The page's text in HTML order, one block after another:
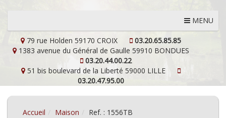
MENU
79 rue Holden 59170 CROIX
03.20.65.85.85
1383 avenue du Général de Gaulle 59910 BONDUES
03.20.44.00.22
51 bis boulevard de la Liberté 59000 LILLE
03.20.47.95.00
Accueil Maison Ref. : 1556TB